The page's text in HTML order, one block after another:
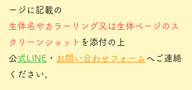
ージに記載の
生体名やカラーリング又は生体ページのス
クリーンショット を添付の上
​公式LINE ・ お問い合わせフォーム へご連絡
ください。